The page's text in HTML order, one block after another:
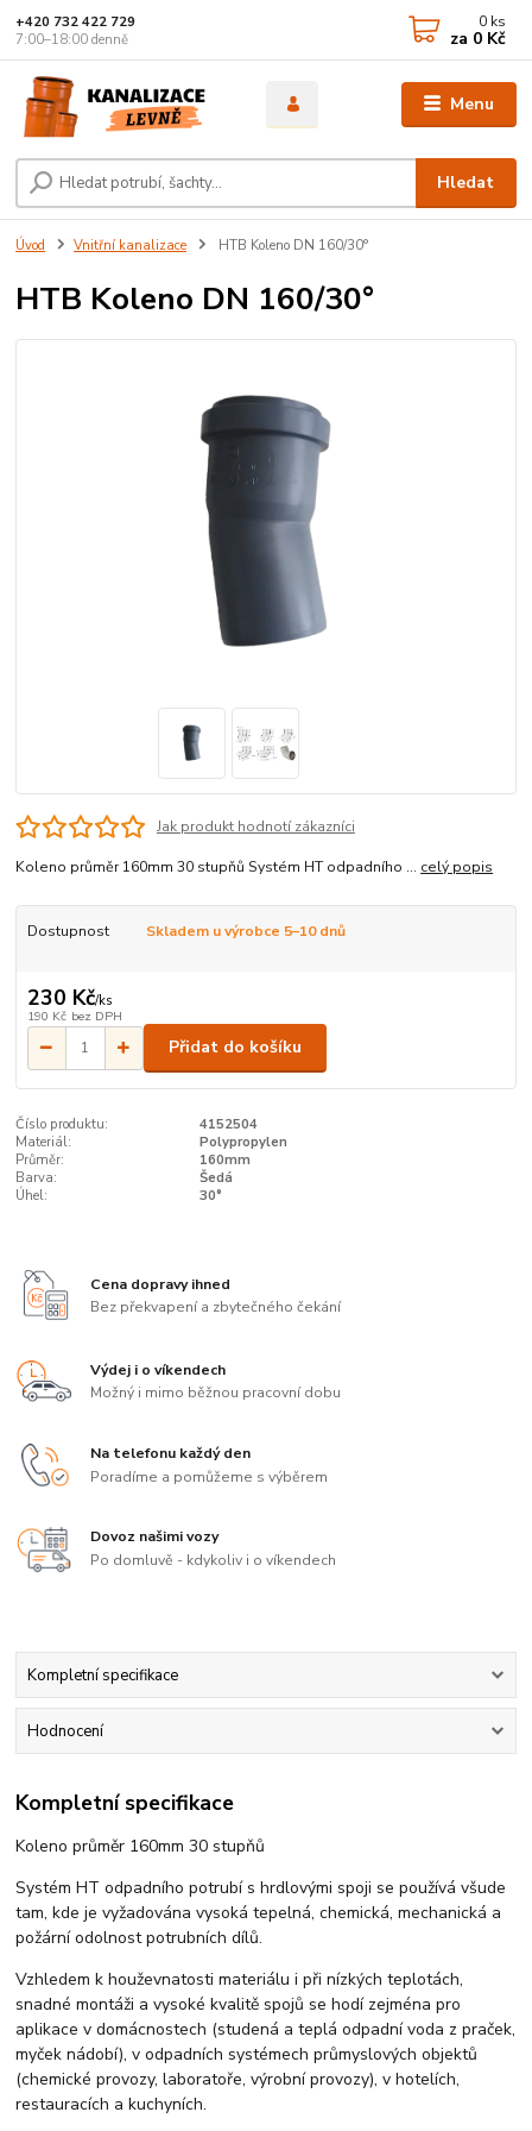
Menu
Hledat
+420 732 422 729
7:00–18:00 denně
0 ks
za 0 Kč
Úvod Vnitřní kanalizace HTB Koleno DN 160/30°
HTB Koleno DN 160/30°
Jak produkt hodnotí zákazníci
Koleno průměr 160mm 30 stupňů Systém HT odpadního ... celý popis
Dostupnost Skladem u výrobce 5–10 dnů
230 Kč/ks
190 Kč bez DPH
Přidat do košíku
Číslo produktu:
4152504
Materiál:
Polypropylen
Průměr:
160mm
Barva:
Šedá
Úhel:
30°
Cena dopravy ihned
Bez překvapení a zbytečného čekání
Výdej i o víkendech
Možný i mimo běžnou pracovní dobu
Na telefonu každý den
Poradíme a pomůžeme s výběrem
Dovoz našimi vozy
Po domluvě - kdykoliv i o víkendech
Kompletní specifikace
Hodnocení
Kompletní specifikace
Koleno průměr 160mm 30 stupňů
Systém HT odpadního potrubí s hrdlovými spoji se používá všude
tam, kde je vyžadována vysoká tepelná, chemická, mechanická a
požární odolnost potrubních dílů.
Vzhledem k houževnatosti materiálu i při nízkých teplotách,
snadné montáži a vysoké kvalitě spojů se hodí zejména pro
aplikace v domácnostech (studená a teplá odpadní voda z praček,
myček nádobí), v odpadních systémech průmyslových objektů
(chemické provozy, laboratoře, výrobní provozy), v hotelích,
restauracích a kuchyních.